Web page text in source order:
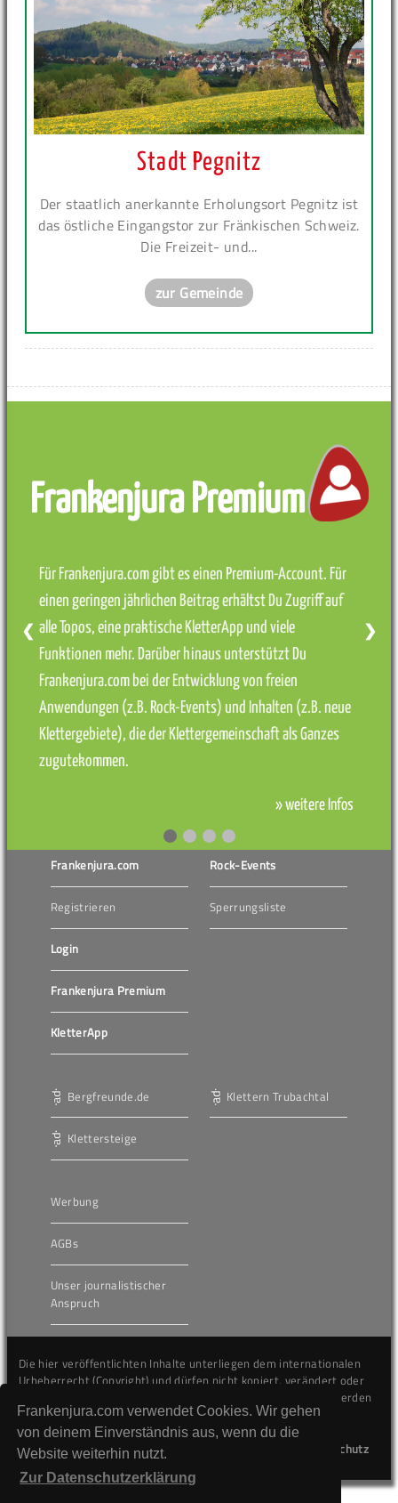
Frankenjura.com verwendet Cookies. Wir gehen
von deinem Einverständnis aus, wenn du die
Website weiterhin nutzt.
Zur Datenschutzerklärung
Stadt Pegnitz
Der staatlich anerkannte Erholungsort Pegnitz ist
das östliche Eingangstor zur Fränkischen Schweiz.
Die Freizeit- und...
zur Gemeinde
Frankenjura Premium
Für Frankenjura.com gibt es einen Premium-Account. Für
einen geringen jährlichen Beitrag erhältst Du Zugriff auf
alle Topos, eine praktische KletterApp und viele
Funktionen mehr. Darüber hinaus unterstützt Du
Frankenjura.com bei der Entwicklung von freien
Anwendungen (z.B. Rock-Events) und Inhalten (z.B. neue
Klettergebiete), die der Klettergemeinschaft als Ganzes
zugutekommen.
» weitere Infos
❮ ❯
Frankenjura.com
Registrieren
Login
Frankenjura Premium
KletterApp
Rock-Events
Sperrungsliste
Bergfreunde.de
Klettersteige
Klettern Trubachtal
Werbung
AGBs
Unser journalistischer
Anspruch
Die hier veröffentlichten Inhalte unterliegen dem internationalen
Urheberrecht (Copyright) und dürfen nicht kopiert, verändert oder
unverändert wiederveröffentlicht werden. Gegen Verstöße werden
wir auf juristischem Wege vorgehen.
Datenschutz